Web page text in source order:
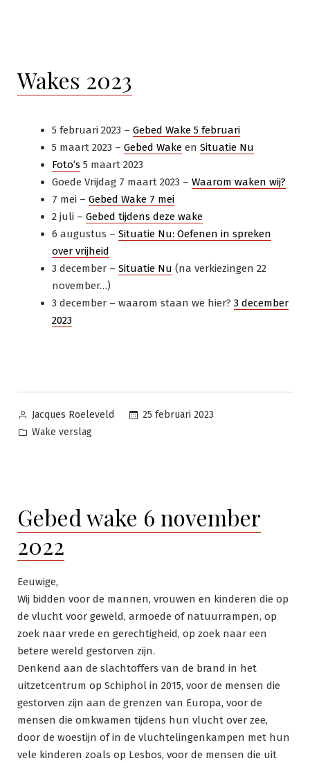
Wakes 2023
5 februari 2023 – Gebed Wake 5 februari
5 maart 2023 – Gebed Wake en Situatie Nu
Foto’s 5 maart 2023
Goede Vrijdag 7 maart 2023 – Waarom waken wij?
7 mei – Gebed Wake 7 mei
2 juli – Gebed tijdens deze wake
6 augustus – Situatie Nu: Oefenen in spreken
over vrijheid
3 december – Situatie Nu (na verkiezingen 22
november…)
3 december – waarom staan we hier? 3 december
2023
Geplaatst
door
Jacques Roeleveld
25 februari 2023
Geplaatst
Wake verslag
Gebed wake 6 november
2022
Eeuwige,
Wij bidden voor de mannen, vrouwen en kinderen die op
de vlucht voor geweld, armoede of natuurrampen, op
zoek naar vrede en gerechtigheid, op zoek naar een
betere wereld gestorven zijn.
Denkend aan de slachtoffers van de brand in het
uitzetcentrum op Schiphol in 2015, voor de mensen die
gestorven zijn aan de grenzen van Europa, voor de
mensen die omkwamen tijdens hun vlucht over zee,
door de woestijn of in de vluchtelingenkampen met hun
vele kinderen zoals op Lesbos, voor de mensen die uit